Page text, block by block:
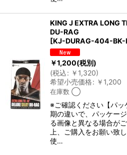
KING J EXTRA LONG
DU-RAG
[KJ-DURAG-404-BK-
￥1,200(税別)
(税込: ￥ 1,320)
希望小売価格: ￥ 1,200
在庫数 ◯
※ご確認ください【パ
期の違いで、パッケー
る画像と異なる場合が
上、ご購入をお願い致
使…